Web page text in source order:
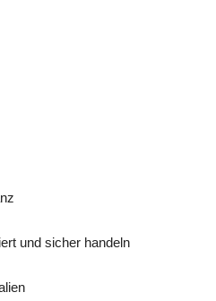
Pflege
mit Demenz
mit Bewohnern)
und sicher handeln